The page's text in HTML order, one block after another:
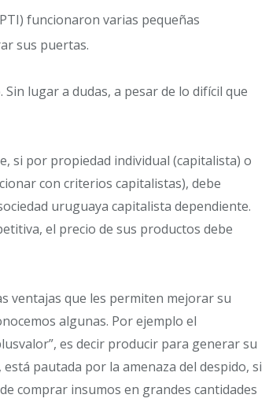
funcionaron varias pequeñas
sus puertas.
lugar a dudas, a pesar de lo difícil que
si por propiedad individual (capitalista) o
con criterios capitalistas), debe
uruguaya capitalista dependiente.
el precio de sus productos debe
ventajas que les permiten mejorar su
algunas. Por ejemplo el
es decir producir para generar su
pautada por la amenaza del despido, si
comprar insumos en grandes cantidades